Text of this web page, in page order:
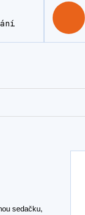
sedačku,